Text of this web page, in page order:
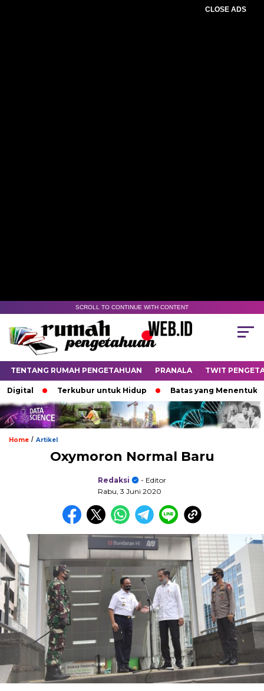
CLOSE ADS
SCROLL TO CONTINUE WITH CONTENT
TENTANG RUMAH PENGETAHUAN PRANALA TWIT
Digital Terkubur untuk Hidup Batas yang
Home / Artikel
Oxymoron Normal Baru
Redaksi
- Editor
Rabu, 3 Juni 2020